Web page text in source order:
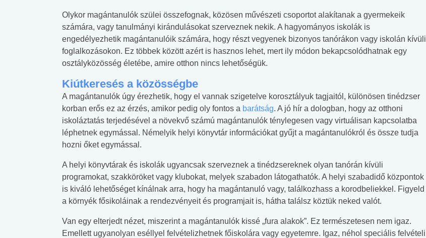
Olykor magántanulók szülei összefognak, közösen művészeti csoportot alakítanak a gyermekeik
számára, vagy tanulmányi kirándulásokat szerveznek nekik. A hagyományos iskolák is
engedélyezhetik magántanulóik számára, hogy részt vegyenek bizonyos tanórákon vagy iskolán kívüli
foglalkozásokon. Ez többek között azért is hasznos lehet, mert ily módon bekapcsolódhatnak egy
osztályközösség életébe, amire otthon nincs lehetőségük.
Kiútkeresés a közösségbe
A magántanulók úgy érezhetik, hogy el vannak szigetelve korosztályuk tagjaitól, különösen tinédzser
korban erős ez az érzés, amikor pedig oly fontos a barátság. A jó hír a dologban, hogy az otthoni
iskoláztatás terjedésével a növekvő számú magántanulók ténylegesen vagy virtuálisan kapcsolatba
léphetnek egymással. Némelyik helyi könyvtár információkat gyűjt a magántanulókról és össze tudja
hozni őket egymással.
A helyi könyvtárak és iskolák ugyancsak szerveznek a tinédzsereknek olyan tanórán kívüli
programokat, szakköröket vagy klubokat, melyek szabadon látogathatók. A helyi szabadidő központok
is kiváló lehetőséget kínálnak arra, hogy ha magántanuló vagy, találkozhass a korodbeliekkel. Figyeld
a környék fősikoláinak a rendezvényeit és programjait is, hátha találsz köztük neked valót.
Van egy elterjedt nézet, miszerint a magántanulók kissé „fura alakok”. Ez természetesen nem igaz.
Emellett ugyanolyan eséllyel felvételizhetnek főiskolára vagy egyetemre. Igaz, néhol speciális felvételi